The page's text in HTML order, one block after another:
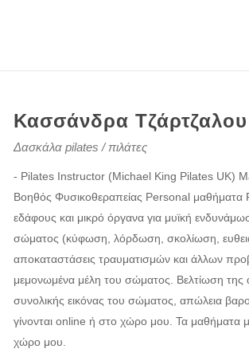
Κασσάνδρα Τζάρτζαλου
Δασκάλα pilates / πιλάτες
- Pilates Instructor (Michael King Pilates UK)
Βοηθός Φυσικοθεραπείας Personal μαθήματα
εδάφους και μικρό όργανα για μυϊκή
σώματος (κύφωση, λόρδωση, σκολίωση,
αποκαταστάσεις τραυματισμών και άλλων
μεμονωμένα μέλη του σώματος. Βελτίωση της
συνολικής εικόνας του σώματος, απώλεια
γίνονται online ή στο χώρο μου. Τα μαθήματα
χώρο μου.